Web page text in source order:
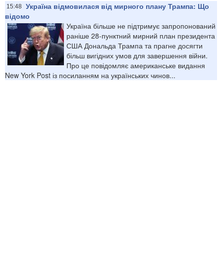
15:48 Україна відмовилася від мирного плану Трампа: Що
відомо
Україна більше не підтримує запропонований
раніше 28-пунктний мирний план президента
США Дональда Трампа та прагне досягти
більш вигідних умов для завершення війни.
Про це повідомляє американське видання
New York Post із посиланням на українських чинов...